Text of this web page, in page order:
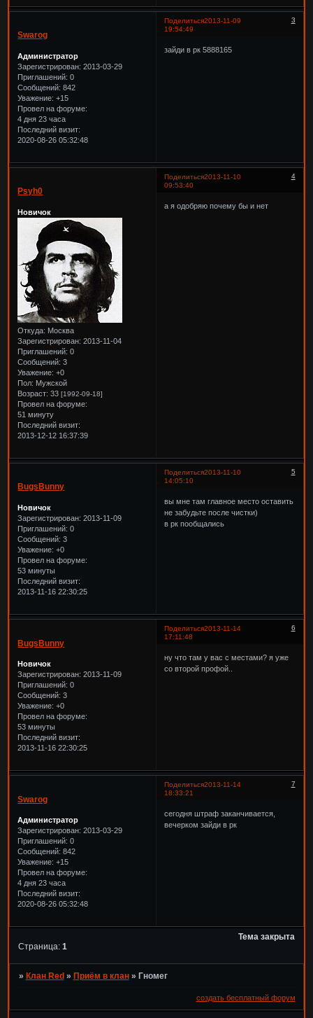
Поделиться 3
2013-11-09
19:54:49
Swarog
Администратор
Зарегистрирован: 2013-03-29
Приглашений: 0
Сообщений: 842
Уважение: +15
Провел на форуме:
4 дня 23 часа
Последний визит:
2020-08-26 05:32:48
зайди в рк 5888165
Поделиться 4
2013-11-10
09:53:40
Psyh0
Новичок
Откуда: Москва
Зарегистрирован: 2013-11-04
Приглашений: 0
Сообщений: 3
Уважение: +0
Пол: Мужской
Возраст: 33[1992-09-18]
Провел на форуме:
51 минуту
Последний визит:
2013-12-12 16:37:39
а я одобряю почему бы и нет
Поделиться 5
2013-11-10
14:05:10
BugsBunny
Новичок
Зарегистрирован: 2013-11-09
Приглашений: 0
Сообщений: 3
Уважение: +0
Провел на форуме:
53 минуты
Последний визит:
2013-11-16 22:30:25
вы мне там главное место оставить
не забудьте после чистки)
в рк пообщались
Поделиться 6
2013-11-14
17:11:48
BugsBunny
Новичок
Зарегистрирован: 2013-11-09
Приглашений: 0
Сообщений: 3
Уважение: +0
Провел на форуме:
53 минуты
Последний визит:
2013-11-16 22:30:25
ну что там у вас с местами? я уже
со второй профой..
Поделиться 7
2013-11-14
18:33:21
Swarog
Администратор
Зарегистрирован: 2013-03-29
Приглашений: 0
Сообщений: 842
Уважение: +15
Провел на форуме:
4 дня 23 часа
Последний визит:
2020-08-26 05:32:48
сегодня штраф заканчивается,
вечерком зайди в рк
Тема закрыта
Страница: 1
» Клан Red » Приём в клан » Гномег
создать бесплатный форум